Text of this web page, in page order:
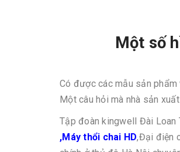
Một số
Có được các mẫu sản
Một câu hỏi mà nhà sản
Tập đoàn kingwell Đài Loan
,Máy thổi chai HD,Đại điện